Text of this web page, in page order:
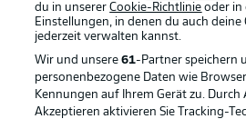
du in unsererCookie-Richtlinie oder in
Einstellungen, in denen du auch deine
jederzeit verwalten kannst.
Wir und unsere61-Partner speichern
personenbezogene Daten wie
Kennungen auf Ihrem Gerät zu. Durch
Akzeptieren aktivieren Sie Tracking-